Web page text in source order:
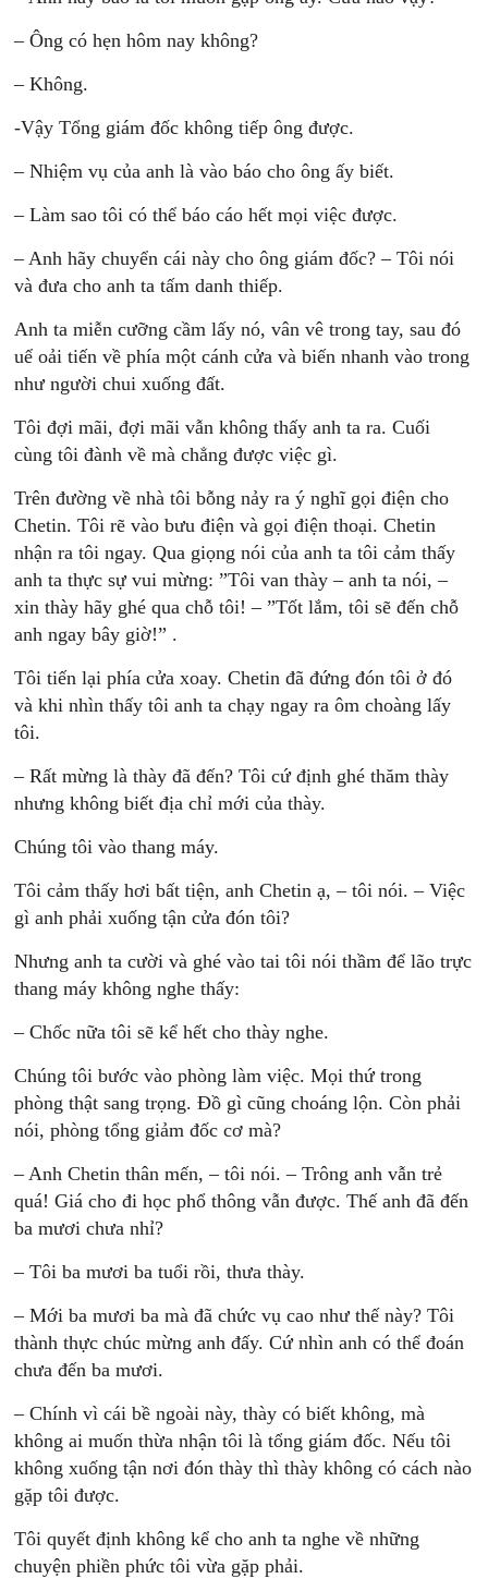
– Ông có hẹn hôm nay không?
– Không.
-Vậy Tổng giám đốc không tiếp ông được.
– Nhiệm vụ của anh là vào báo cho ông ấy biết.
– Làm sao tôi có thể báo cáo hết mọi việc được.
– Anh hãy chuyển cái này cho ông giám đốc? – Tôi nói
và đưa cho anh ta tấm danh thiếp.
Anh ta miễn cưỡng cầm lấy nó, vân vê trong tay, sau đó
uể oải tiến về phía một cánh cửa và biến nhanh vào trong
như người chui xuống đất.
Tôi đợi mãi, đợi mãi vẫn không thấy anh ta ra. Cuối
cùng tôi đành về mà chẳng được việc gì.
Trên đường về nhà tôi bỗng nảy ra ý nghĩ gọi điện cho
Chetin. Tôi rẽ vào bưu điện và gọi điện thoại. Chetin
nhận ra tôi ngay. Qua giọng nói của anh ta tôi cảm thấy
anh ta thực sự vui mừng: ”Tôi van thày – anh ta nói, –
xin thày hãy ghé qua chỗ tôi! – ”Tốt lắm, tôi sẽ đến chỗ
anh ngay bây giờ!” .
Tôi tiến lại phía cửa xoay. Chetin đã đứng đón tôi ở đó
và khi nhìn thấy tôi anh ta chạy ngay ra ôm choàng lấy
tôi.
– Rất mừng là thày đã đến? Tôi cứ định ghé thăm thày
nhưng không biết địa chỉ mới của thày.
Chúng tôi vào thang máy.
Tôi cảm thấy hơi bất tiện, anh Chetin ạ, – tôi nói. – Việc
gì anh phải xuống tận cửa đón tôi?
Nhưng anh ta cười và ghé vào tai tôi nói thầm để lão trực
thang máy không nghe thấy:
– Chốc nữa tôi sẽ kể hết cho thày nghe.
Chúng tôi bước vào phòng làm việc. Mọi thứ trong
phòng thật sang trọng. Đồ gì cũng choáng lộn. Còn phải
nói, phòng tổng giảm đốc cơ mà?
– Anh Chetin thân mến, – tôi nói. – Trông anh vẫn trẻ
quá! Giá cho đi học phổ thông vẫn được. Thế anh đã đến
ba mươi chưa nhỉ?
– Tôi ba mươi ba tuổi rồi, thưa thày.
– Mới ba mươi ba mà đã chức vụ cao như thế này? Tôi
thành thực chúc mừng anh đấy. Cứ nhìn anh có thể đoán
chưa đến ba mươi.
– Chính vì cái bề ngoài này, thày có biết không, mà
không ai muốn thừa nhận tôi là tổng giám đốc. Nếu tôi
không xuống tận nơi đón thày thì thày không có cách nào
gặp tôi được.
Tôi quyết định không kể cho anh ta nghe về những
chuyện phiền phức tôi vừa gặp phải.